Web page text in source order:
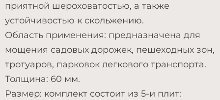
приятной шероховатостью, а также
устойчивостью к скольжению.
Область применения: предназначена для
мощения садовых дорожек, пешеходных зон,
тротуаров, парковок легкового транспорта.
Толщина: 60 мм.
Размер: комплект состоит из 5-и плит: